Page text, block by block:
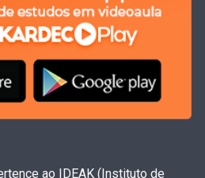
ao IDEAK (Instituto de